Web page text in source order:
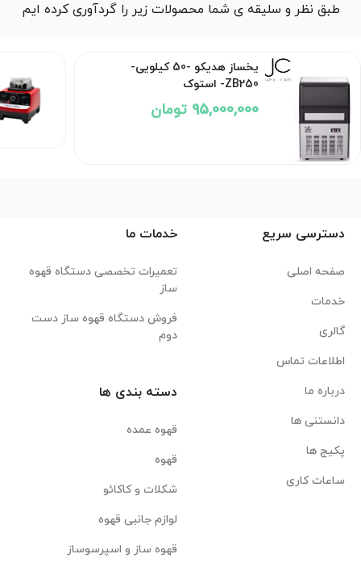
طبق نظر و سلیقه ی شما محصولات زیر را گردآوری کرده ایم
یخساز هدیکو -50 کیلویی-
ZB250- استوک
95,000,000 تومان
دسترسی سریع
صفحه اصلی
خدمات
گالری
اطلاعات تماس
درباره ما
دانستنی ها
پکیج ها
ساعات کاری
خدمات ما
تعمیرات تخصصی دستگاه قهوه
ساز
فروش دستگاه قهوه ساز دست
دوم
دسته بندی ها
قهوه عمده
قهوه
شکلات و کاکائو
لوازم جانبی قهوه
قهوه ساز و اسپرسوساز